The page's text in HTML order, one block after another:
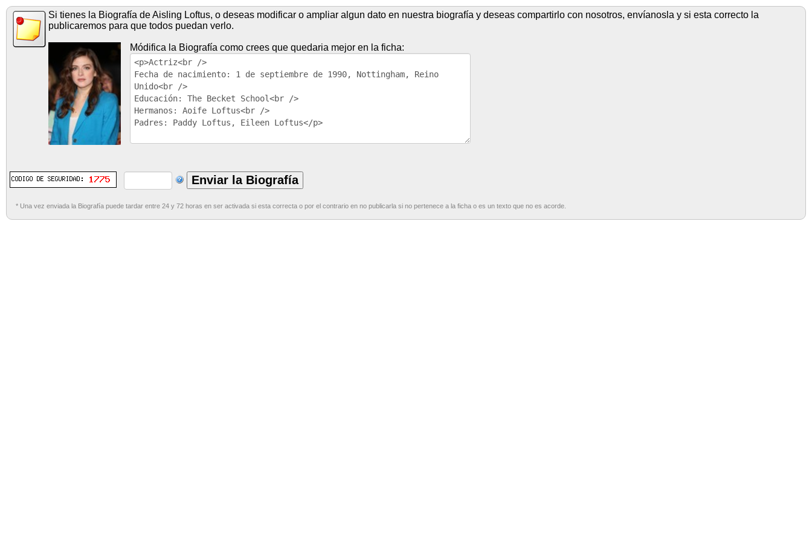
Si tienes la Biografía de Aisling Loftus, o deseas modificar o ampliar algun dato en nuestra biografía y deseas compartirlo con nosotros, envíanosla y si esta correcto la
publicaremos para que todos puedan verlo.
Módifica la Biografía como crees que quedaria mejor en la ficha:
* Una vez enviada la Biografía puede tardar entre 24 y 72 horas en ser activada si esta correcta o por el contrario en no publicarla si no pertenece a la ficha o es un texto que no es acorde.